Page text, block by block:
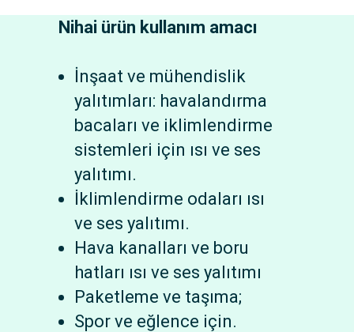
Nihai ürün kullanım amacı
İnşaat ve mühendislik
yalıtımları: havalandırma
bacaları ve iklimlendirme
sistemleri için ısı ve ses
yalıtımı.
İklimlendirme odaları ısı
ve ses yalıtımı.
Hava kanalları ve boru
hatları ısı ve ses yalıtımı
Paketleme ve taşıma;
Spor ve eğlence için.